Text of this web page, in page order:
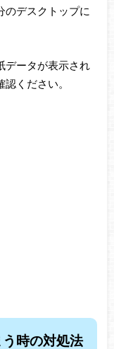
のデスクトップに
データが表示され
ください。
時の対処法